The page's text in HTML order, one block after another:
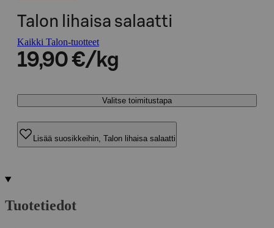
Talon lihaisa salaatti
Kaikki Talon-tuotteet
19,90 €/kg
Valitse toimitustapa
Lisää suosikkeihin, Talon lihaisa salaatti
Tuotetiedot